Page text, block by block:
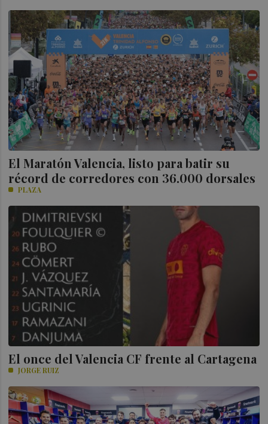
El Maratón Valencia, listo para batir su
récord de corredores con 36.000 dorsales
PLAZA
El once del Valencia CF frente al Cartagena
JORGE RUIZ